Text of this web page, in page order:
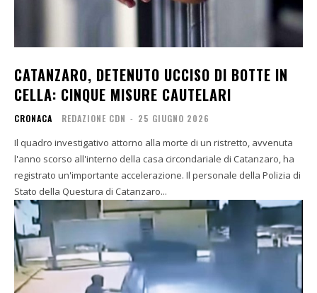
CATANZARO, DETENUTO UCCISO DI BOTTE IN
CELLA: CINQUE MISURE CAUTELARI
CRONACA REDAZIONE CDN - 25 GIUGNO 2026
Il quadro investigativo attorno alla morte di un ristretto, avvenuta
l'anno scorso all'interno della casa circondariale di Catanzaro, ha
registrato un'importante accelerazione. Il personale della Polizia di
Stato della Questura di Catanzaro...